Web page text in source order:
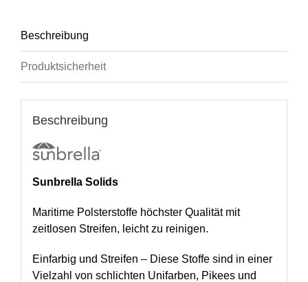
Beschreibung
Produktsicherheit
Beschreibung
Sunbrella Solids
Maritime Polsterstoffe höchster Qualität mit
zeitlosen Streifen, leicht zu reinigen.
Einfarbig und Streifen – Diese Stoffe sind in einer
Vielzahl von schlichten Unifarben, Pikees und